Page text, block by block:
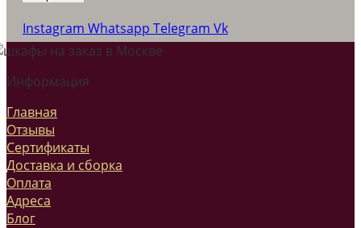
Instagram Whatsapp Telegram Vk
Информация
Главная
Отзывы
Сертификаты
Доставка и сборка
Оплата
Адреса
Блог